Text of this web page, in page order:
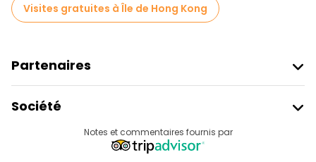
Visites gratuites à Île de Hong Kong
Partenaires
Connexion Du Fournisseur
Programme D’affiliation
Société
Notes et commentaires fournis par